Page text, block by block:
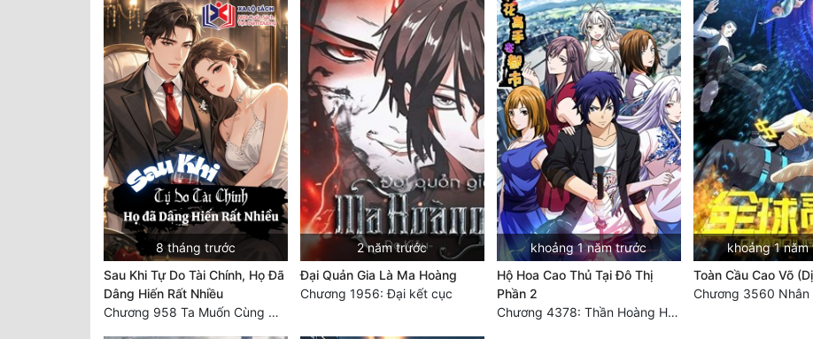
8 tháng trước
Sau Khi Tự Do Tài Chính, Họ Đã
Dâng Hiến Rất Nhiều
Chương 958 Ta Muốn Cùng Các Cô Vĩnh Viễn Ở Bên Nhau (2) Hết
2 năm trước
Đại Quản Gia Là Ma Hoàng
Chương 1956: Đại kết cục
khoảng 1 năm trước
Hộ Hoa Cao Thủ Tại Đô Thị
Phần 2
Chương 4378: Thần Hoàng Hạ Thiên (Đại kết cục) (03)
khoảng 1
Toàn Cầu Cao Võ